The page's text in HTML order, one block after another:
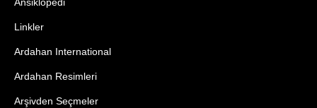
Ansiklopedi
Linkler
Ardahan International
Ardahan Resimleri
Arşivden Seçmeler